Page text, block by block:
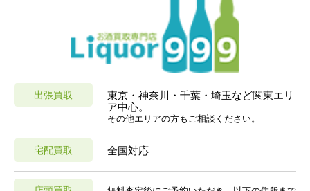
出張買取
東京・神奈川・千葉・埼玉など関東エリ
ア中心。
その他エリアの方もご相談ください。
宅配買取 全国対応